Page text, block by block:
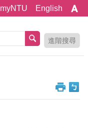
myNTU English
進階搜尋